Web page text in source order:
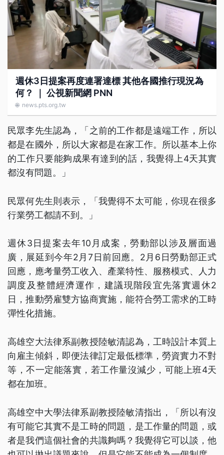
週休3日提案再度連署達標 其他各國推行現況為
何？ ｜ 公視新聞網 PNN
🌐 news.pts.org.tw
民眾李先生認為，「之前的工作都是遠端工作，所以
都是在國外，所以大家都是在家工作。所以基本上你
的工作只要能夠成果有達到的話，我覺得上4天其實
都沒有問題。」
民眾何先生則表示，「我覺得不太可能，你現在很多
行業勞工都請不到。」
週休3日提案去年10月成案，勞動部以涉及層面過
廣，展延到今年2月7日前回應。2月6日勞動部正式
回應，應考量勞工收入、產業特性、服務模式、人力
調度及整體經濟運作，建議現階段宜先落實週休2
日，推動勞雇雙方協商實施，能符合勞工需求的工時
彈性化措施。
高雄空大法律系副教授陸敏清認為，工時設計本質上
向雇主傾斜，即便法律訂定最低標準，勞資實力不對
等，不一定能落實，若工作量沒減少，可能上班4天
都在加班。
高雄空中大學法律系副教授陸敏清指出，「所以有沒
有可能它其實不是工時的問題，是工作量的問題，或
者是我們這個社會的共識夠嗎？我覺得它可以談，他